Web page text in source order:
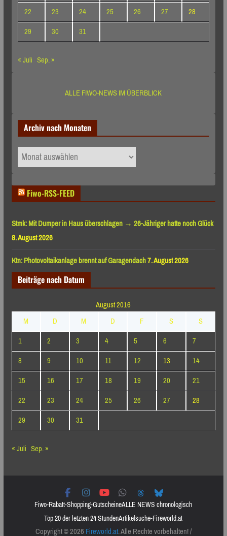
22
23 24 25 26 27
28
29
30
31
« Juli Sep. »
ALLE FIWO-NEWS IM ÜBERBLICK
Archiv nach Monaten
Archiv
nach
Fiwo-RSS-FEED
Stmk: Mit Dumper in Haus überschlagen → 26-Jähriger hatte noch Glück
8. August 2026
Ktn: Photovoltaikanlage brennt auf Garagendach7. August 2026
Beiträge nach Datum
August 2016
M
D M D F S
S
1
2 3 4 5 6
7
8
9 10 11 12 13
14
15
16 17 18 19 20
21
22
23 24 25 26 27
28
29
30
31
« Juli Sep. »
Fiwo-Rabatt-Shopping-GutscheineALLE NEWS chronologisch
Top 20 der letzten 24 StundenArtikelsuche-Fireworld.at
Copyright © 2026Fireworld.at. Alle Rechte vorbehalten! /